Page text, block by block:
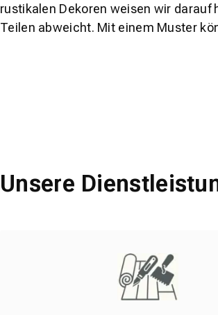
rustikalen Dekoren weisen wir darauf
Teilen abweicht. Mit einem Muster
Unsere